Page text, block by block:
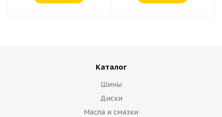
Каталог
Шины
Диски
Масла и смазки